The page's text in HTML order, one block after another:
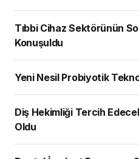
Tıbbi Cihaz Sektörünün
Konuşuldu
Yeni Nesil Probiyotik
Diş Hekimliği Tercih Edecekler için
Oldu